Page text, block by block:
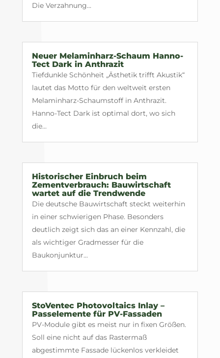
Die Verzahnung...
Neuer Melaminharz-Schaum Hanno-
Tect Dark in Anthrazit
Tiefdunkle Schönheit „Ästhetik trifft Akustik“
lautet das Motto für den weltweit ersten
Melaminharz-Schaumstoff in Anthrazit.
Hanno-Tect Dark ist optimal dort, wo sich
die...
Historischer Einbruch beim
Zementverbrauch: Bauwirtschaft
wartet auf die Trendwende
Die deutsche Bauwirtschaft steckt weiterhin
in einer schwierigen Phase. Besonders
deutlich zeigt sich das an einer Kennzahl, die
als wichtiger Gradmesser für die
Baukonjunktur...
StoVentec Photovoltaics Inlay –
Passelemente für PV-Fassaden
PV-Module gibt es meist nur in fixen Größen.
Soll eine nicht auf das Rastermaß
abgestimmte Fassade lückenlos verkleidet